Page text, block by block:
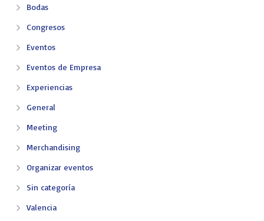
Bodas
Congresos
Eventos
Eventos de Empresa
Experiencias
General
Meeting
Merchandising
Organizar eventos
Sin categoría
Valencia